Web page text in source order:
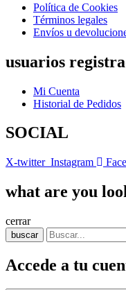
Política de Cookies
Términos legales
Envíos u
usuarios
Mi Cuenta
Historial de Pedidos
SOCIAL
X-twitter Instagram
what are you
cerrar
buscar
Accede a tu